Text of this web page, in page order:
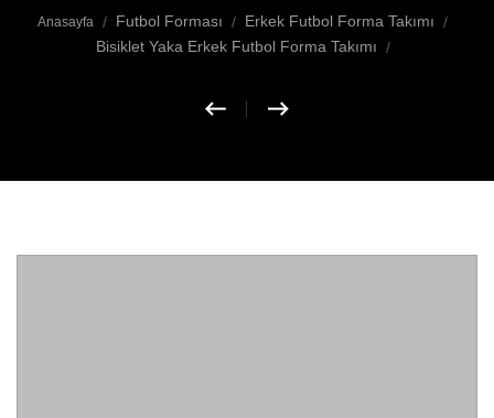
Anasayfa Futbol Forması
Erkek Futbol Forma Takımı
Bisiklet Yaka Erkek Futbol Forma Takımı